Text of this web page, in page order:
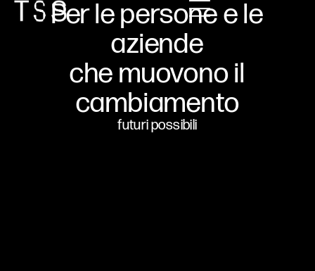
Per le persone e le
aziende
che muovono il
cambiamento
futuri possibili